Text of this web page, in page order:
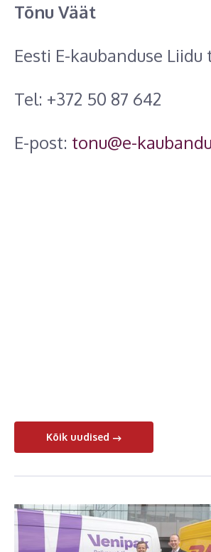
Tõnu Väät
Eesti E-kaubanduse
Tel: +372 50 87 642
E-post: tonu@e-
Kõik uudised